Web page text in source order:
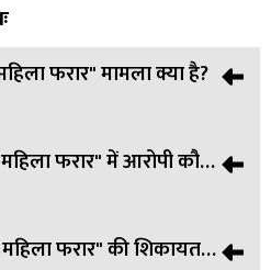
फरार" मामला क्या है?
का है जहां एक महिला अपने ही भांजे के
बच्चों और घर की ज्वेलरी-नकदी
फरार" में आरोपी कौन
युवक दिलशाद, जो महिला का भांजा
फरार" की शिकायत